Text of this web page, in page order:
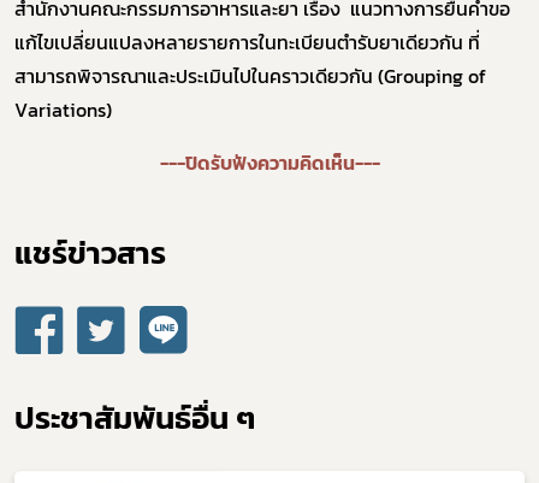
สำนักงานคณะกรรมการอาหารและยา เรื่อง แนวทางการยื่นคำขอ
แก้ไขเปลี่ยนแปลงหลายรายการในทะเบียนตำรับยาเดียวกัน ที่
สามารถพิจารณาและประเมินไปในคราวเดียวกัน (Grouping of
Variations)
---ปิดรับฟังความคิดเห็น---
แชร์ข่าวสาร​
ประชาสัมพันธ์อื่น ๆ
Subscribe
ดาวรุ่ง